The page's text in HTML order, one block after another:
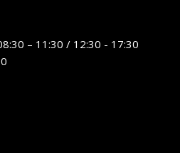
– 11:30 / 12:30 - 17:30